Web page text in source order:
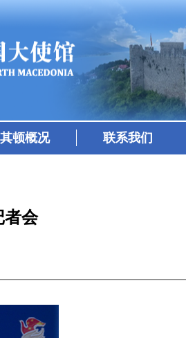
顿概况 联系我们
者会